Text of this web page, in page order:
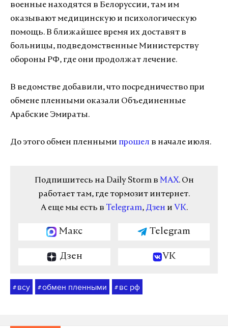
военные находятся в Белоруссии, там им
оказывают медицинскую и психологическую
помощь. В ближайшее время их доставят в
больницы, подведомственные Министерству
обороны РФ, где они продолжат лечение.
В ведомстве добавили, что посредничество при
обмене пленными оказали Объединенные
Арабские Эмираты.
До этого обмен пленными прошел в начале июля.
Подпишитесь на Daily Storm в MAX. Он
работает там, где тормозит интернет.
А еще мы есть в Telegram, Дзен и VK.
Макс Telegram
Дзен VK
# всу #обмен пленными # вс рф